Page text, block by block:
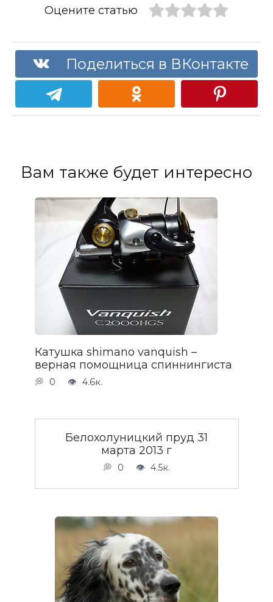
Оцените статью
Поделиться в ВКонтакте
Вам также будет интересно
Катушка shimano vanquish –
верная помощница спиннингиста
0 4.6к.
Белохолуницкий пруд 31
марта 2013 г
0 4.5к.